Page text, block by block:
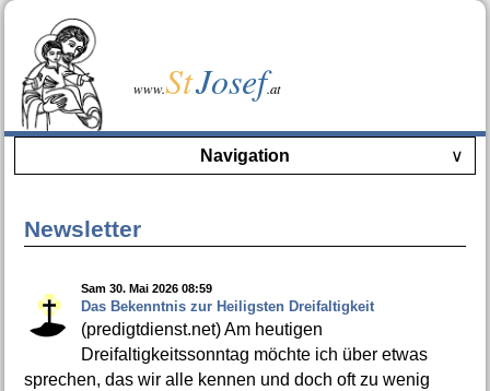
www.StJosef.at
Navigation ∨
Newsletter
Sam 30. Mai 2026 08:59
Das Bekenntnis zur Heiligsten Dreifaltigkeit
(predigtdienst.net) Am heutigen
Dreifaltigkeitssonntag möchte ich über etwas
sprechen, das wir alle kennen und doch oft zu wenig